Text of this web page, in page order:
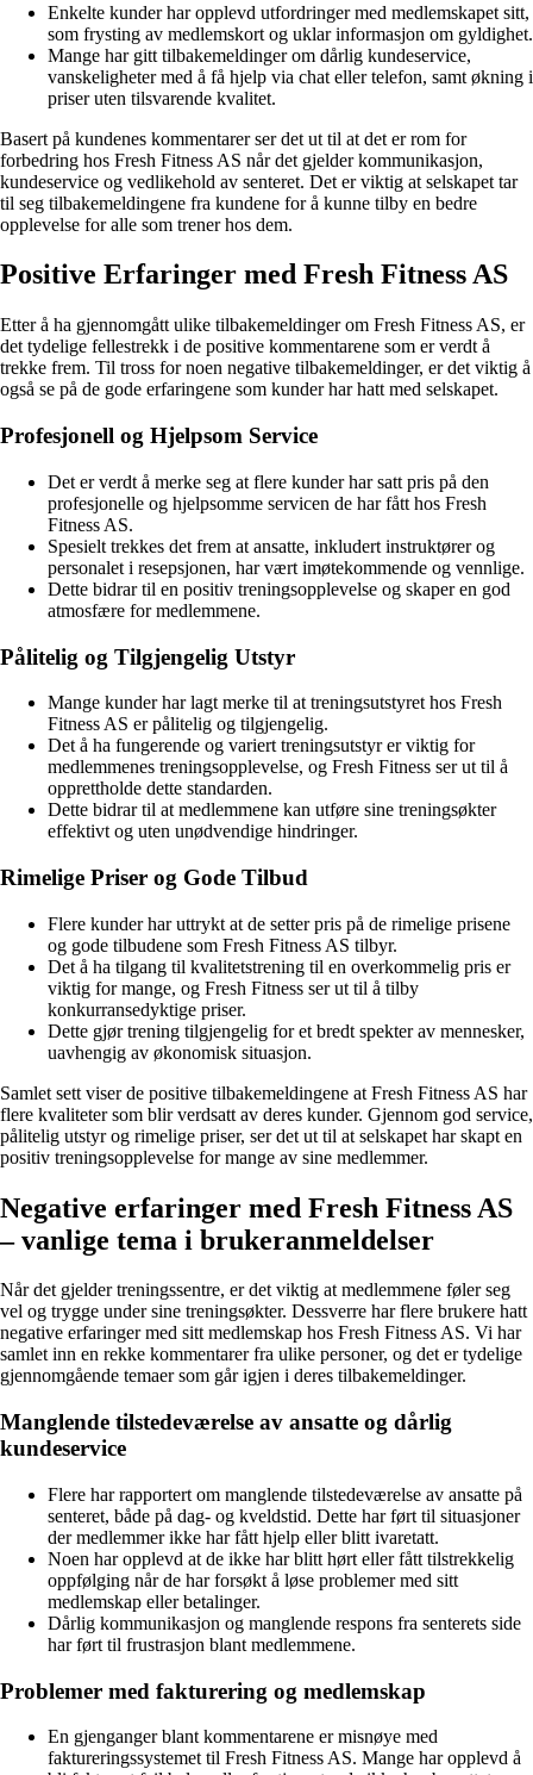
Enkelte kunder har opplevd utfordringer med medlemskapet sitt,
som frysting av medlemskort og uklar informasjon om gyldighet.
Mange har gitt tilbakemeldinger om dårlig kundeservice,
vanskeligheter med å få hjelp via chat eller telefon, samt økning i
priser uten tilsvarende kvalitet.
Basert på kundenes kommentarer ser det ut til at det er rom for
forbedring hos Fresh Fitness AS når det gjelder kommunikasjon,
kundeservice og vedlikehold av senteret. Det er viktig at selskapet tar
til seg tilbakemeldingene fra kundene for å kunne tilby en bedre
opplevelse for alle som trener hos dem.
Positive Erfaringer med Fresh Fitness AS
Etter å ha gjennomgått ulike tilbakemeldinger om Fresh Fitness AS, er
det tydelige fellestrekk i de positive kommentarene som er verdt å
trekke frem. Til tross for noen negative tilbakemeldinger, er det viktig å
også se på de gode erfaringene som kunder har hatt med selskapet.
Profesjonell og Hjelpsom Service
Det er verdt å merke seg at flere kunder har satt pris på den
profesjonelle og hjelpsomme servicen de har fått hos Fresh
Fitness AS.
Spesielt trekkes det frem at ansatte, inkludert instruktører og
personalet i resepsjonen, har vært imøtekommende og vennlige.
Dette bidrar til en positiv treningsopplevelse og skaper en god
atmosfære for medlemmene.
Pålitelig og Tilgjengelig Utstyr
Mange kunder har lagt merke til at treningsutstyret hos Fresh
Fitness AS er pålitelig og tilgjengelig.
Det å ha fungerende og variert treningsutstyr er viktig for
medlemmenes treningsopplevelse, og Fresh Fitness ser ut til å
opprettholde dette standarden.
Dette bidrar til at medlemmene kan utføre sine treningsøkter
effektivt og uten unødvendige hindringer.
Rimelige Priser og Gode Tilbud
Flere kunder har uttrykt at de setter pris på de rimelige prisene
og gode tilbudene som Fresh Fitness AS tilbyr.
Det å ha tilgang til kvalitetstrening til en overkommelig pris er
viktig for mange, og Fresh Fitness ser ut til å tilby
konkurransedyktige priser.
Dette gjør trening tilgjengelig for et bredt spekter av mennesker,
uavhengig av økonomisk situasjon.
Samlet sett viser de positive tilbakemeldingene at Fresh Fitness AS har
flere kvaliteter som blir verdsatt av deres kunder. Gjennom god service,
pålitelig utstyr og rimelige priser, ser det ut til at selskapet har skapt en
positiv treningsopplevelse for mange av sine medlemmer.
Negative erfaringer med Fresh Fitness AS
– vanlige tema i brukeranmeldelser
Når det gjelder treningssentre, er det viktig at medlemmene føler seg
vel og trygge under sine treningsøkter. Dessverre har flere brukere hatt
negative erfaringer med sitt medlemskap hos Fresh Fitness AS. Vi har
samlet inn en rekke kommentarer fra ulike personer, og det er tydelige
gjennomgående temaer som går igjen i deres tilbakemeldinger.
Manglende tilstedeværelse av ansatte og dårlig
kundeservice
Flere har rapportert om manglende tilstedeværelse av ansatte på
senteret, både på dag- og kveldstid. Dette har ført til situasjoner
der medlemmer ikke har fått hjelp eller blitt ivaretatt.
Noen har opplevd at de ikke har blitt hørt eller fått tilstrekkelig
oppfølging når de har forsøkt å løse problemer med sitt
medlemskap eller betalinger.
Dårlig kommunikasjon og manglende respons fra senterets side
har ført til frustrasjon blant medlemmene.
Problemer med fakturering og medlemskap
En gjenganger blant kommentarene er misnøye med
faktureringssystemet til Fresh Fitness AS. Mange har opplevd å